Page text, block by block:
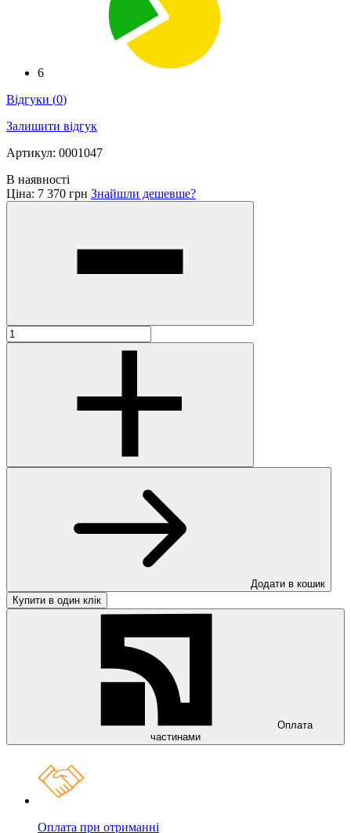
6
Відгуки (0)
Залишити відгук
Артикул: 0001047
В наявності
Ціна: 7 370 грн Знайшли дешевше?
Додати в кошик
Купити в один клік
Оплата
частинами
Оплата при отриманні